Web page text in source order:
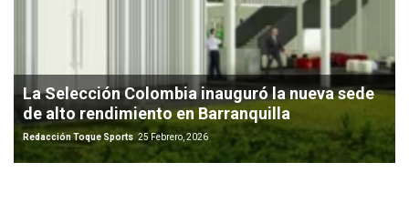
La Selección Colombia inauguró la nueva sede
de alto rendimiento en Barranquilla
Redacción Toque Sports 25 Febrero, 2026